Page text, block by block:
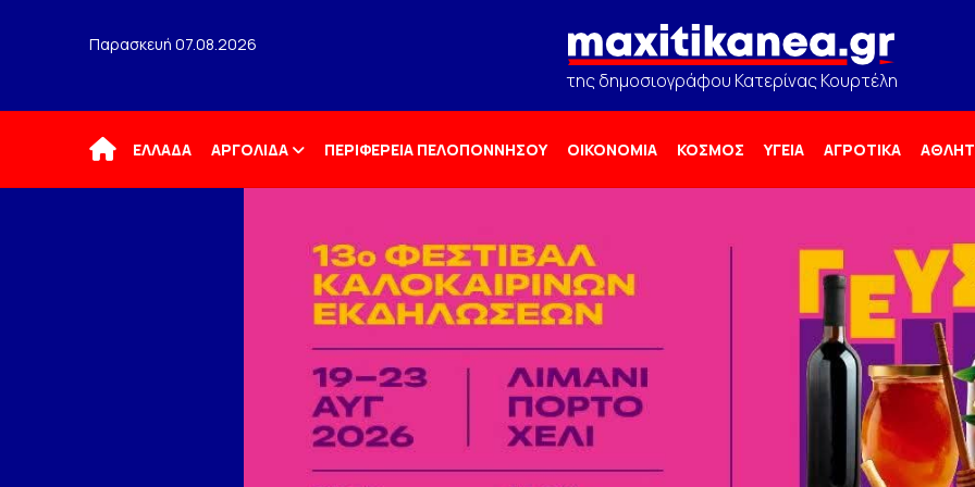
Παρασκευή 07.08.2026
της δημοσιογράφου Κατερίνας Κουρτέλη
ΑρχικήΕΛΛΑΔΑ ΑΡΓΟΛΙΔΑ ΠΕΡΙΦΕΡΕΙΑ ΠΕΛΟΠΟΝΝΗΣΟΥ ΟΙΚΟΝΟΜΙΑ ΚΟΣΜΟΣ ΥΓΕΙΑ ΑΓΡΟΤΙΚΑ